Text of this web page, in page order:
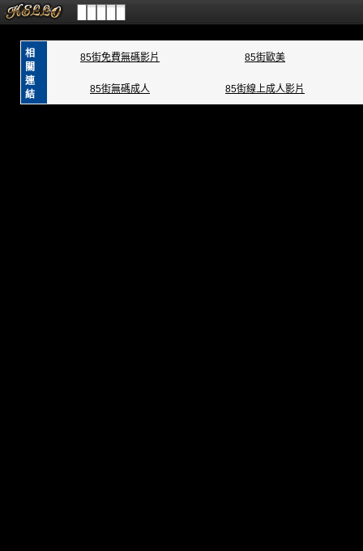
相
關
連
結
85街免費無碼影片 85街歐美
85街無碼成人 85街線上成人影片